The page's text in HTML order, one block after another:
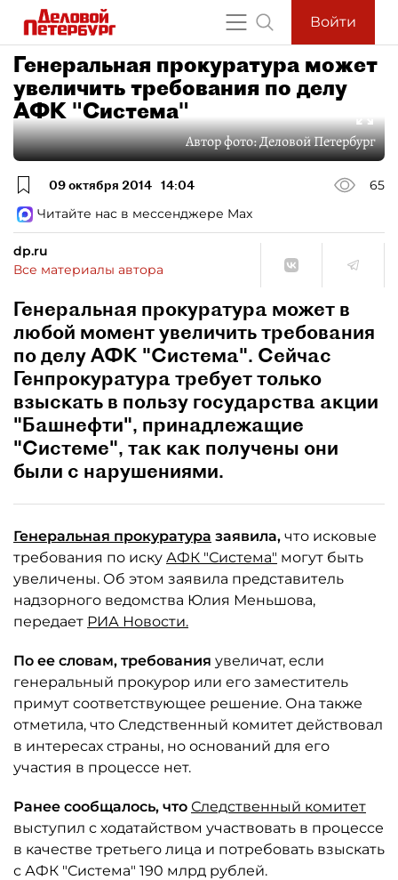
Войти
Генеральная прокуратура может
увеличить требования по делу
АФК "Система"
Автор фото:Деловой Петербург
09 октября 2014 14:04
65
Читайте нас в мессенджере Max
dp.ru
Все материалы автора
Генеральная прокуратура может в
любой момент увеличить требования
по делу АФК "Система". Сейчас
Генпрокуратура требует только
взыскать в пользу государства акции
"Башнефти", принадлежащие
"Системе", так как получены они
были с нарушениями.
Генеральная прокуратура заявила, что исковые
требования по иску АФК "Система" могут быть
увеличены. Об этом заявила представитель
надзорного ведомства Юлия Меньшова,
передает РИА Новости.
По ее словам, требования увеличат, если
генеральный прокурор или его заместитель
примут соответствующее решение. Она также
отметила, что Следственный комитет действовал
в интересах страны, но оснований для его
участия в процессе нет.
Ранее сообщалось, что Следственный комитет
выступил с ходатайством участвовать в процессе
в качестве третьего лица и потребовать взыскать
с АФК "Система" 190 млрд рублей.